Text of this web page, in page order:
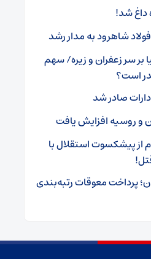
داغ شد!
شاهرود به مدار رشد
بر سر زعفران و زیره/ سهم
است؟
صادر شد
و روسیه افزایش یافت
از پیشکسوت استقلال با
پرداخت معوقات رتبه‌بندی